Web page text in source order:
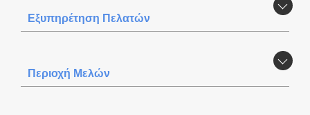
Εξυπηρέτηση Πελατών
Περιοχή Mελών